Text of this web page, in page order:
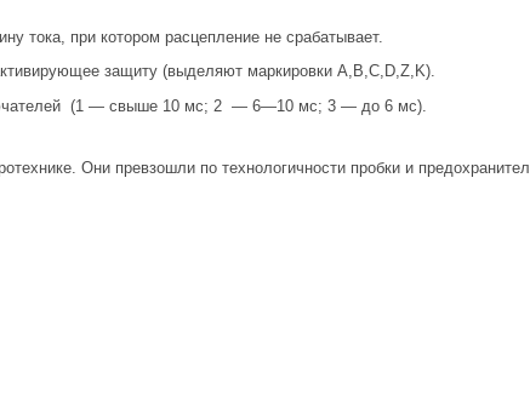
тока, при котором расцепление не срабатывает.
защиту (выделяют маркировки A,B,C,D,Z,K).
(1 — свыше 10 мс; 2 — 6—10 мс; 3 — до 6 мс).
Они превзошли по технологичности пробки и